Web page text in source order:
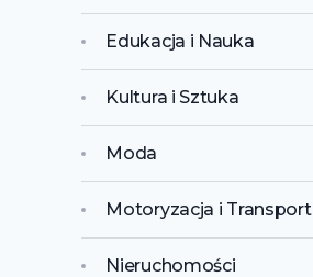
Edukacja i Nauka
Kultura i Sztuka
Moda
Motoryzacja i Transport
Nieruchomości